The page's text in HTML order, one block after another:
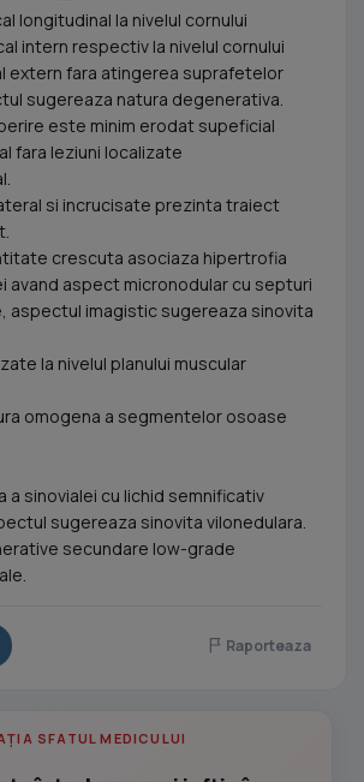
longitudinal la nivelul cornului
intern respectiv la nivelul cornului
extern fara atingerea suprafetelor
sugereaza natura degenerativa.
este minim erodat supeficial
fara leziuni localizate
si incrucisate prezinta traiect
crescuta asociaza hipertrofia
avand aspect micronodular cu septuri
aspectul imagistic sugereaza sinovita
la nivelul planului muscular
omogena a segmentelor osoase
a sinovialei cu lichid semnificativ
sugereaza sinovita vilonedulara.
secundare low-grade
Raporteaza
SFATUL MEDICULUI